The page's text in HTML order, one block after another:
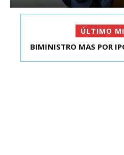
ÚLTIMO
KAST SE REUNIÓ CON EL
BIMINISTRO MAS POR IPC: